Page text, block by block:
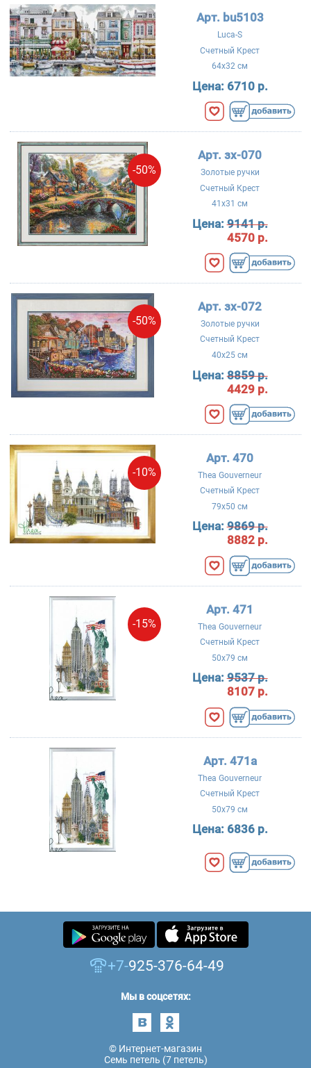
Арт. bu5103
Luca-S
Счетный Крест
64x32 см
Цена: 6710 р.
-50%
Арт. зх-070
Золотые ручки
Счетный Крест
41x31 см
Цена:9141 р.
4570 р.
-50%
Арт. зх-072
Золотые ручки
Счетный Крест
40x25 см
Цена:8859 р.
4429 р.
-10%
Арт. 470
Thea Gouverneur
Счетный Крест
79x50 см
Цена:9869 р.
8882 р.
-15%
Арт. 471
Thea Gouverneur
Счетный Крест
50x79 см
Цена:9537 р.
8107 р.
Арт. 471a
Thea Gouverneur
Счетный Крест
50x79 см
Цена: 6836 р.
+7-925-376-64-49
Мы в соцсетях:
© Интернет-магазин
Семь петель (7 петель)